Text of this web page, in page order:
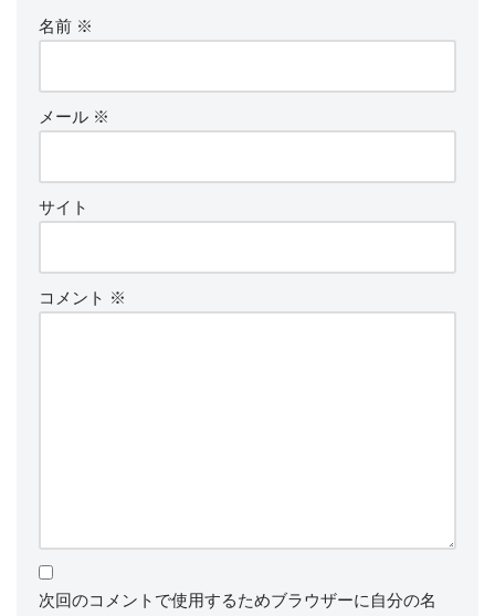
名前 ※
メール ※
サイト
コメント ※
次回のコメントで使用するためブラウザーに自分の名